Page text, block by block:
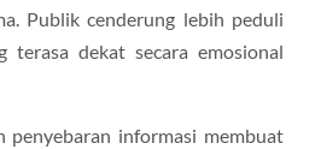
Publik cenderung lebih peduli
terasa dekat secara emosional
penyebaran informasi membuat